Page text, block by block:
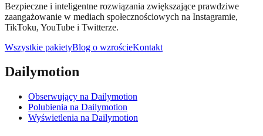
Bezpieczne i inteligentne rozwiązania zwiększające prawdziwe
zaangażowanie w mediach społecznościowych na Instagramie,
TikToku, YouTube i Twitterze.
Wszystkie pakietyBlog o wzrościeKontakt
Dailymotion
Obserwujący na Dailymotion
Polubienia na Dailymotion
Wyświetlenia na Dailymotion